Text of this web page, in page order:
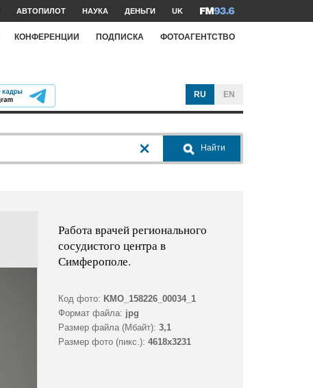
АВТОПИЛОТ НАУКА ДЕНЬГИ UK
КОНФЕРЕНЦИИ ПОДПИСКА ФОТОАГЕНТСТВО
RU EN
Найти
Работа врачей регионального
сосудистого центра в
Симферополе.
Код фото: KMO_158226_00034_1
Формат файла: jpg
Размер файла (Мбайт): 3,1
Размер фото (пикс.): 4618x3231